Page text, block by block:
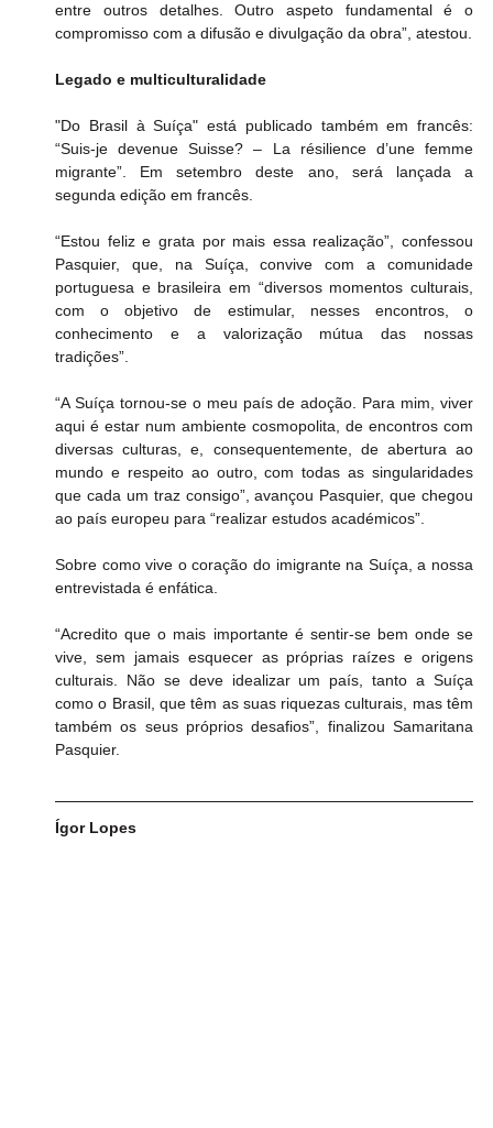
entre outros detalhes. Outro aspeto fundamental é o
compromisso com a difusão e divulgação da obra”, atestou.
Legado e multiculturalidade
"Do Brasil à Suíça" está publicado também em francês:
“Suis-je devenue Suisse? – La résilience d’une femme
migrante”. Em setembro deste ano, será lançada a
segunda edição em francês.
“Estou feliz e grata por mais essa realização”, confessou
Pasquier, que, na Suíça, convive com a comunidade
portuguesa e brasileira em “diversos momentos culturais,
com o objetivo de estimular, nesses encontros, o
conhecimento e a valorização mútua das nossas
tradições”.
“A Suíça tornou-se o meu país de adoção. Para mim, viver
aqui é estar num ambiente cosmopolita, de encontros com
diversas culturas, e, consequentemente, de abertura ao
mundo e respeito ao outro, com todas as singularidades
que cada um traz consigo”, avançou Pasquier, que chegou
ao país europeu para “realizar estudos académicos”.
Sobre como vive o coração do imigrante na Suíça, a nossa
entrevistada é enfática.
“Acredito que o mais importante é sentir-se bem onde se
vive, sem jamais esquecer as próprias raízes e origens
culturais. Não se deve idealizar um país, tanto a Suíça
como o Brasil, que têm as suas riquezas culturais, mas têm
também os seus próprios desafios”, finalizou Samaritana
Pasquier.
Ígor Lopes